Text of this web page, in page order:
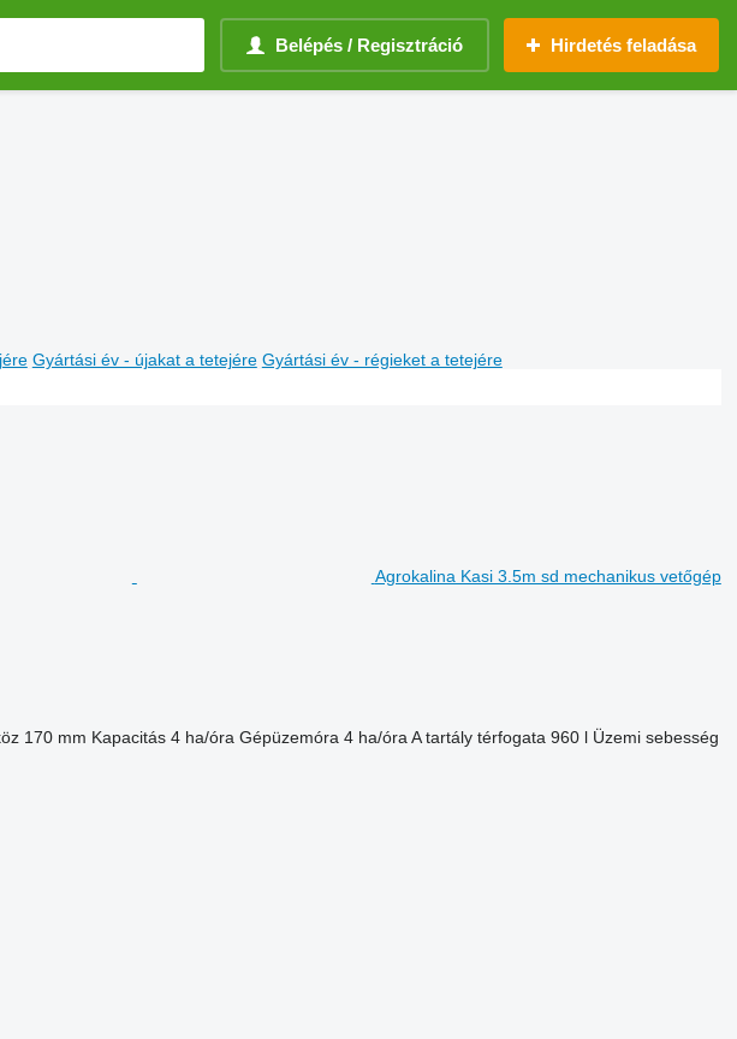
Belépés / Regisztráció Hirdetés feladása
Gyártási év - újakat a tetejére Gyártási év - régieket a tetejére
Agrokalina Kasi 3.5m sd mechanikus vetőgép
170 mm Kapacitás 4 ha/óra Gépüzemóra 4 ha/óra A tartály térfogata 960 l Üzemi sebesség